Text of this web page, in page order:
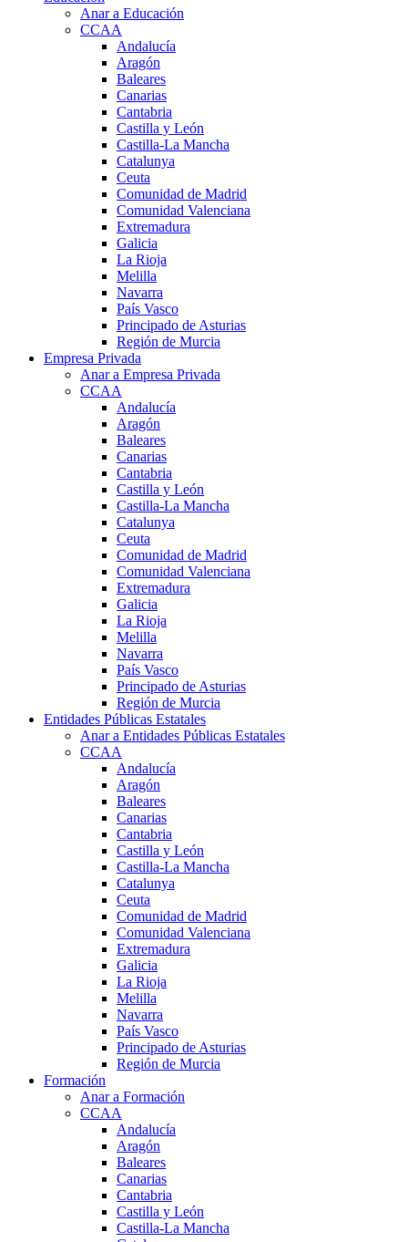
Anar a Educación
CCAA
Andalucía
Aragón
Baleares
Canarias
Cantabria
Castilla y León
Castilla-La Mancha
Catalunya
Ceuta
Comunidad de Madrid
Comunidad Valenciana
Extremadura
Galicia
La Rioja
Melilla
Navarra
País Vasco
Principado de Asturias
Región de Murcia
Empresa Privada
Anar a Empresa Privada
CCAA
Andalucía
Aragón
Baleares
Canarias
Cantabria
Castilla y León
Castilla-La Mancha
Catalunya
Ceuta
Comunidad de Madrid
Comunidad Valenciana
Extremadura
Galicia
La Rioja
Melilla
Navarra
País Vasco
Principado de Asturias
Región de Murcia
Entidades Públicas Estatales
Anar a Entidades Públicas Estatales
CCAA
Andalucía
Aragón
Baleares
Canarias
Cantabria
Castilla y León
Castilla-La Mancha
Catalunya
Ceuta
Comunidad de Madrid
Comunidad Valenciana
Extremadura
Galicia
La Rioja
Melilla
Navarra
País Vasco
Principado de Asturias
Región de Murcia
Formación
Anar a Formación
CCAA
Andalucía
Aragón
Baleares
Canarias
Cantabria
Castilla y León
Castilla-La Mancha